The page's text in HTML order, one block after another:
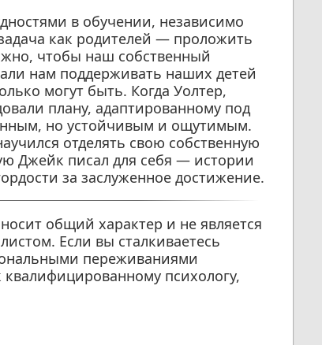
в обучении, независимо
как родителей — проложить
чтобы наш собственный
нам поддерживать наших детей
могут быть. Когда Уолтер,
плану, адаптированному под
но устойчивым и ощутимым.
отделять свою собственную
Джейк писал для себя — истории
за заслуженное достижение.
общий характер и не является
Если вы сталкиваетесь
переживаниями
психологу,